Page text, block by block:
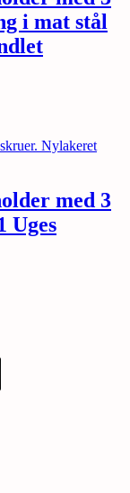
i mat stål
med 3
Uges